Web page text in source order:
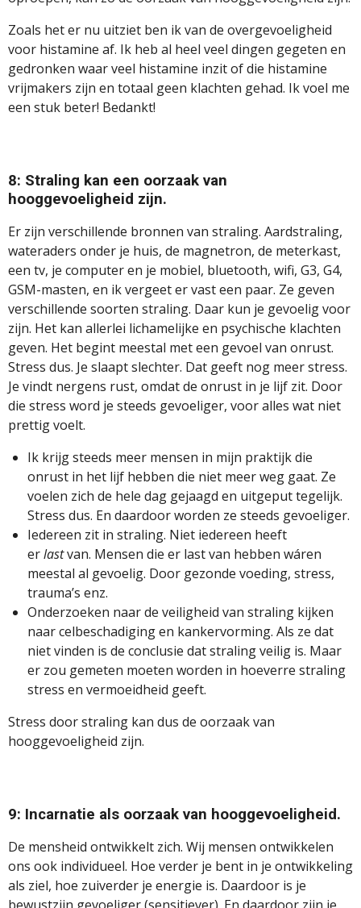
Zoals het er nu uitziet ben ik van de overgevoeligheid
voor histamine af. Ik heb al heel veel dingen gegeten en
gedronken waar veel histamine inzit of die histamine
vrijmakers zijn en totaal geen klachten gehad. Ik voel me
een stuk beter! Bedankt!
8: Straling kan een oorzaak van
hooggevoeligheid zijn.
Er zijn verschillende bronnen van straling. Aardstraling,
wateraders onder je huis, de magnetron, de meterkast,
een tv, je computer en je mobiel, bluetooth, wifi, G3, G4,
GSM-masten, en ik vergeet er vast een paar. Ze geven
verschillende soorten straling. Daar kun je gevoelig voor
zijn. Het kan allerlei lichamelijke en psychische klachten
geven. Het begint meestal met een gevoel van onrust.
Stress dus. Je slaapt slechter. Dat geeft nog meer stress.
Je vindt nergens rust, omdat de onrust in je lijf zit. Door
die stress word je steeds gevoeliger, voor alles wat niet
prettig voelt.
Ik krijg steeds meer mensen in mijn praktijk die
onrust in het lijf hebben die niet meer weg gaat. Ze
voelen zich de hele dag gejaagd en uitgeput tegelijk.
Stress dus. En daardoor worden ze steeds gevoeliger.
Iedereen zit in straling. Niet iedereen heeft
erlastvan. Mensen die er last van hebben wáren
meestal al gevoelig. Door gezonde voeding, stress,
trauma’s enz.
Onderzoeken naar de veiligheid van straling kijken
naar celbeschadiging en kankervorming. Als ze dat
niet vinden is de conclusie dat straling veilig is. Maar
er zou gemeten moeten worden in hoeverre straling
stress en vermoeidheid geeft.
Stress door straling kan dus de oorzaak van
hooggevoeligheid zijn.
9: Incarnatie als oorzaak van hooggevoeligheid.
De mensheid ontwikkelt zich. Wij mensen ontwikkelen
ons ook individueel. Hoe verder je bent in je ontwikkeling
als ziel, hoe zuiverder je energie is. Daardoor is je